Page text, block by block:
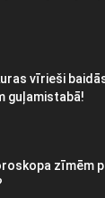
vīrieši
guļamistabā!
zīmēm